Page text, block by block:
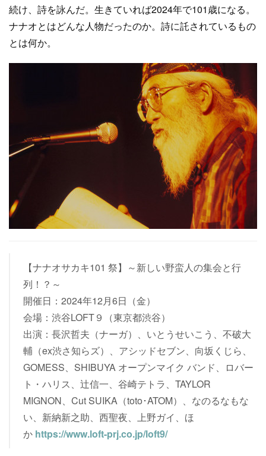
続け、詩を詠んだ。生きていれば2024年で101歳になる。
ナナオとはどんな人物だったのか。詩に託されているもの
とは何か。
【ナナオサカキ101 祭】～新しい野蛮人の集会と行
列！？～
開催日：2024年12月6日（金）
会場：渋谷LOFT９（東京都渋谷）
出演：長沢哲夫（ナーガ）、いとうせいこう、不破大
輔（ex渋さ知らズ）、アシッドセブン、向坂くじら、
GOMESS、SHIBUYA オープンマイク バンド、ロバー
ト・ハリス、辻信一、谷崎テトラ、TAYLOR
MIGNON、Cut SUIKA（toto･ATOM）、なのるなもな
い、新納新之助、西聖夜、上野ガイ、ほ
か https://www.loft-prj.co.jp/loft9/